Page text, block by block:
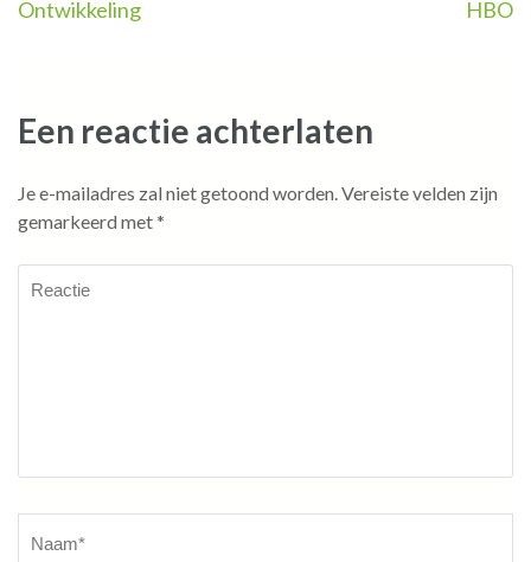
Ontwikkeling HBO
Een reactie achterlaten
Je e-mailadres zal niet getoond worden.Vereiste velden zijn
gemarkeerd met*